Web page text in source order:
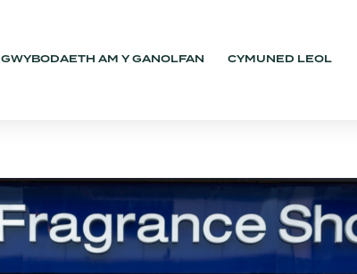
GWYBODAETH AM Y GANOLFAN CYMUNED LEOL